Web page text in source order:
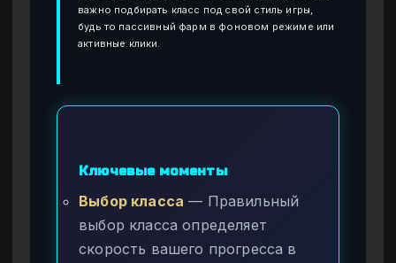
важно подбирать класс под свой стиль игры,
будь то пассивный фарм в фоновом режиме или
активные клики.
Ключевые моменты
Выбор класса — Правильный
выбор класса определяет
скорость вашего прогресса в